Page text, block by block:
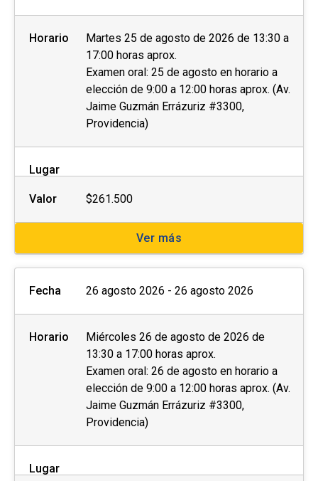
Horario
Martes 25 de agosto de 2026 de 13:30 a
17:00 horas aprox.
Examen oral: 25 de agosto en horario a
elección de 9:00 a 12:00 horas aprox. (Av.
Jaime Guzmán Errázuriz #3300,
Providencia)
Lugar
Valor $261.500
Ver más
Fecha 26 agosto 2026 - 26 agosto 2026
Horario
Miércoles 26 de agosto de 2026 de
13:30 a 17:00 horas aprox.
Examen oral: 26 de agosto en horario a
elección de 9:00 a 12:00 horas aprox. (Av.
Jaime Guzmán Errázuriz #3300,
Providencia)
Lugar